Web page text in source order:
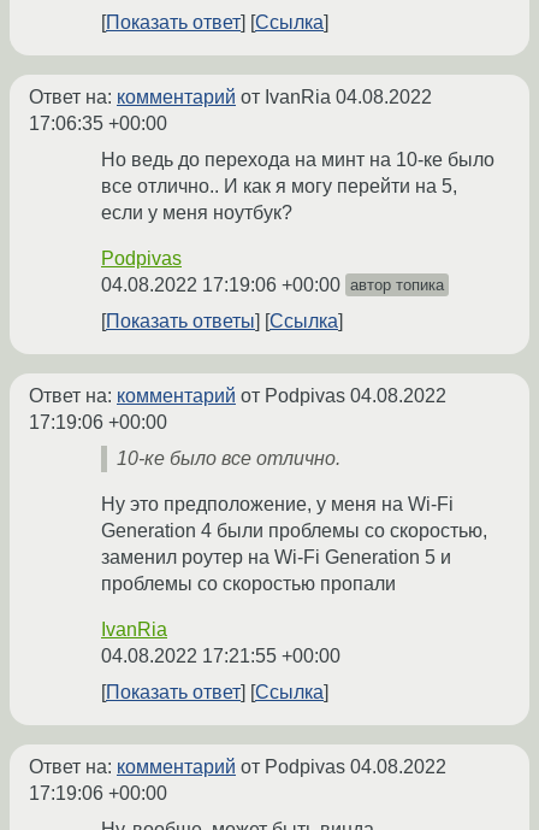
Показать ответ
Ссылка
Ответ на: комментарий от IvanRia 04.08.2022
17:06:35 +00:00
Но ведь до перехода на минт на 10-ке было
все отлично.. И как я могу перейти на 5,
если у меня ноутбук?
Podpivas
04.08.2022 17:19:06 +00:00 автор топика
Показать ответы Ссылка
Ответ на: комментарий от Podpivas 04.08.2022
17:19:06 +00:00
10-ке было все отлично.
Ну это предположение, у меня на Wi-Fi
Generation 4 были проблемы со скоростью,
заменил роутер на Wi-Fi Generation 5 и
проблемы со скоростью пропали
IvanRia
04.08.2022 17:21:55 +00:00
Показать ответ
Ссылка
Ответ на: комментарий от Podpivas 04.08.2022
17:19:06 +00:00